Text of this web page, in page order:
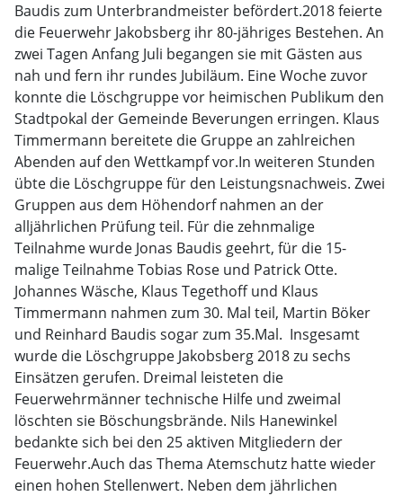
Baudis zum Unterbrandmeister befördert.2018 feierte
die Feuerwehr Jakobsberg ihr 80-jähriges Bestehen. An
zwei Tagen Anfang Juli begangen sie mit Gästen aus
nah und fern ihr rundes Jubiläum. Eine Woche zuvor
konnte die Löschgruppe vor heimischen Publikum den
Stadtpokal der Gemeinde Beverungen erringen. Klaus
Timmermann bereitete die Gruppe an zahlreichen
Abenden auf den Wettkampf vor.In weiteren Stunden
übte die Löschgruppe für den Leistungsnachweis. Zwei
Gruppen aus dem Höhendorf nahmen an der
alljährlichen Prüfung teil. Für die zehnmalige
Teilnahme wurde Jonas Baudis geehrt, für die 15-
malige Teilnahme Tobias Rose und Patrick Otte.
Johannes Wäsche, Klaus Tegethoff und Klaus
Timmermann nahmen zum 30. Mal teil, Martin Böker
und Reinhard Baudis sogar zum 35.Mal. Insgesamt
wurde die Löschgruppe Jakobsberg 2018 zu sechs
Einsätzen gerufen. Dreimal leisteten die
Feuerwehrmänner technische Hilfe und zweimal
löschten sie Böschungsbrände. Nils Hanewinkel
bedankte sich bei den 25 aktiven Mitgliedern der
Feuerwehr.Auch das Thema Atemschutz hatte wieder
einen hohen Stellenwert. Neben dem jährlichen